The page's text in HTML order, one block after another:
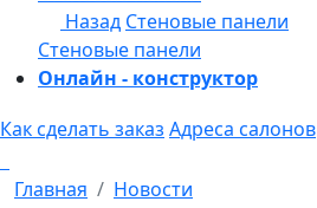
Онлайн - конструктор
Как сделать заказ Адреса салонов
Главная
Новости